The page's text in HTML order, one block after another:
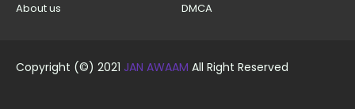
About us
DMCA
Copyright (©) 2021 JAN AWAAM All Right Reserved